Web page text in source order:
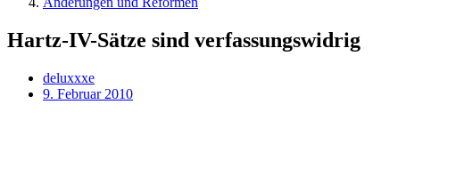
Hartz-IV-Sätze sind verfassungswidrig
deluxxxe
9. Februar 2010